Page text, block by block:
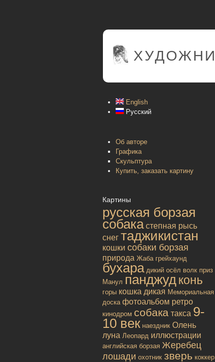
English
Русский
Об авторе
Графика
Скульптура
Купить, заказать картину
Картины
русская борзая
собака степная рысь
снег таджикистан
кошки собаки борзая
природа Жаба грейхаунд
бухара дикий осёл волк приз
Манул панджудконь
горы кошка дикая Мемориальная
доска фотоальбом ретро
кинодром собака такса 9-
10 век наездник Олень
луна Леопард иллюстрации
английская борзая Жеребец
лошади охотник зверь коккер